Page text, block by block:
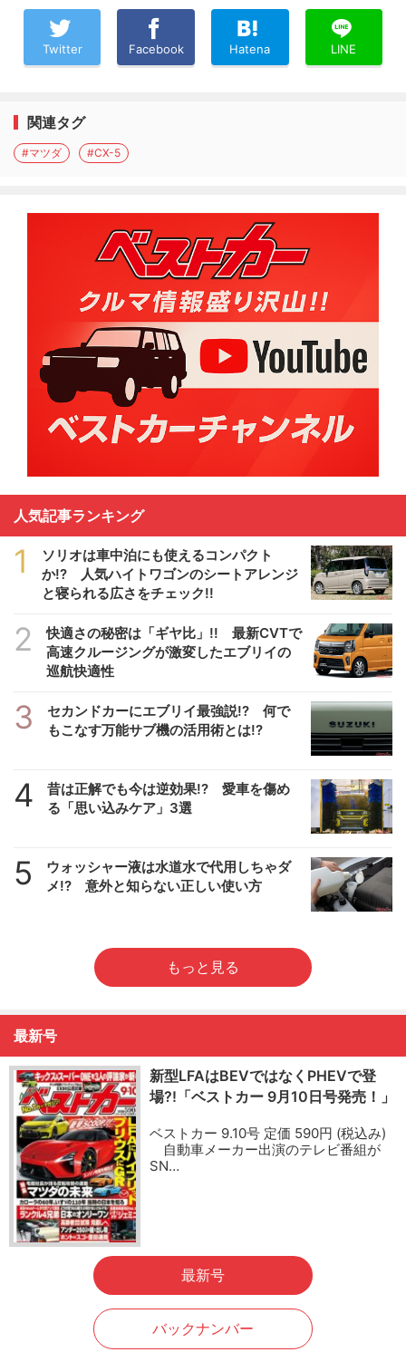
Twitter Facebook Hatena LINE
関連タグ
#マツダ #CX-5
人気記事ランキング
1
ソリオは車中泊にも使えるコンパクト
か!? 人気ハイトワゴンのシートアレンジ
と寝られる広さをチェック!!
2
快適さの秘密は「ギヤ比」!! 最新CVTで
高速クルージングが激変したエブリイの
巡航快適性
3
セカンドカーにエブリイ最強説!? 何で
もこなす万能サブ機の活用術とは!?
4
昔は正解でも今は逆効果!? 愛車を傷め
る「思い込みケア」3選
5
ウォッシャー液は水道水で代用しちゃダ
メ!? 意外と知らない正しい使い方
もっと見る
最新号
新型LFAはBEVではなくPHEVで登
場?!「ベストカー 9月10日号発売！」
ベストカー 9.10号 定価 590円 (税込み)
自動車メーカー出演のテレビ番組が
SN…
最新号
バックナンバー